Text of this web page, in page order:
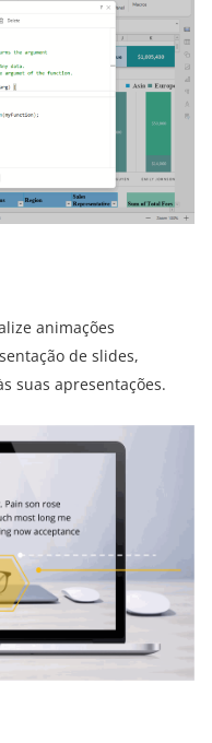
animações
de slides,
suas apresentações.